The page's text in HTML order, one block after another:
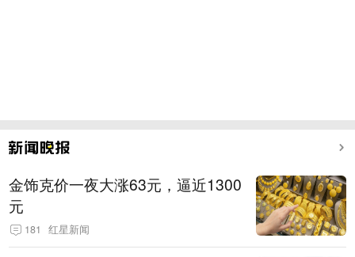
金饰克价一夜大涨63元，逼近1300
元
181 红星新闻